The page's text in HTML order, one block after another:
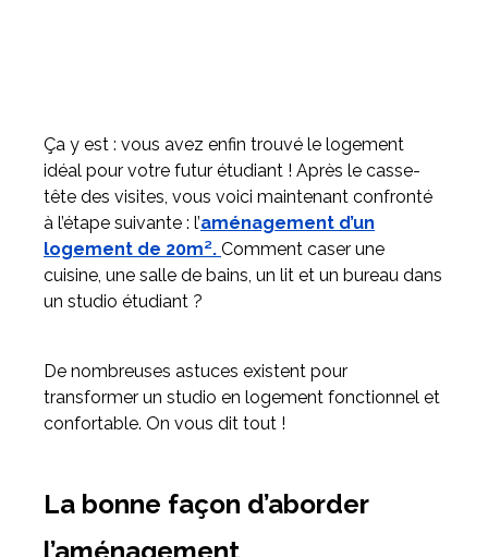
Inspirez-vous du catalogue
Personnalisez nos modèles pour créer le meuble qui vous
Meuble d'angle
Ça y est : vous avez enfin trouvé le logement
idéal pour votre futur étudiant ! Après le casse-
tête des visites, vous voici maintenant confronté
à l’étape suivante : l’aménagement d’un
logement de 20m². Comment caser une
cuisine, une salle de bains, un lit et un bureau dans
un studio étudiant ?
De nombreuses astuces existent pour
transformer un studio en logement fonctionnel et
confortable. On vous dit tout !
La bonne façon d’aborder